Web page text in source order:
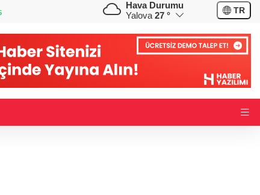
%0,42
CHF
59,0607
Hava Durumu
Yalova 27 ° TR